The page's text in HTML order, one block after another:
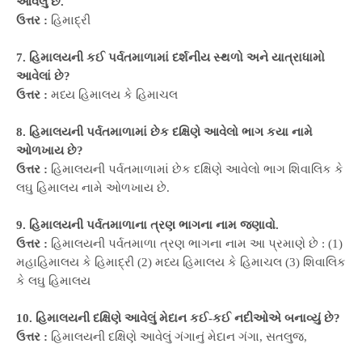
ઉત્તર : હિમાદ્રી
7. હિમાલયની કઈ પર્વતમાળામાં દર્શનીય સ્થળો અને યાત્રાધામો
આવેલાં છે?
ઉત્તર : મધ્ય હિમાલય કે હિમાચલ
8. હિમાલયની પર્વતમાળામાં છેક દક્ષિણે આવેલો ભાગ કયા નામે
ઓળખાય છે?
ઉત્તર : હિમાલયની પર્વતમાળામાં છેક દક્ષિણે આવેલો ભાગ શિવાલિક કે
લઘુ હિમાલય નામે ઓળખાય છે.
9. હિમાલયની પર્વતમાળાના ત્રણ ભાગના નામ જણાવો.
ઉત્તર : હિમાલયની પર્વતમાળા ત્રણ ભાગના નામ આ પ્રમાણે છે : (1)
મહાહિમાલય કે હિમાદ્રી (2) મધ્ય હિમાલય કે હિમાચલ (3) શિવાલિક
કે લઘુ હિમાલય
10. હિમાલયની દક્ષિણે આવેલું મેદાન કઈ-કઈ નદીઓએ બનાવ્યું છે?
ઉત્તર : હિમાલયની દક્ષિણે આવેલું ગંગાનું મેદાન ગંગા, સતલુજ,